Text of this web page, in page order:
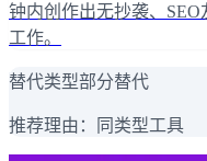
钟内创作出无抄袭、
工作。
替代类型部分替代
推荐理由： 同类型工具